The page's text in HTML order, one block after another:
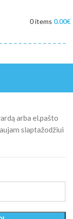
0items 0.00€
arba el.pašto
slaptažodžiui